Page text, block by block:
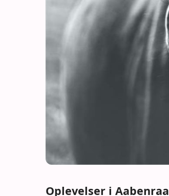
Oplevelser i Aabenraa